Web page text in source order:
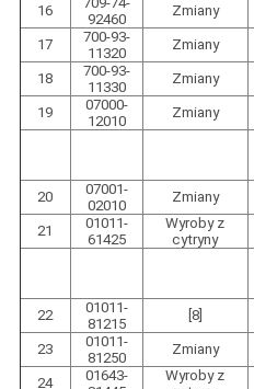
16
92460
Zmiany
17
700-93-
11320
Zmiany
18
700-93-
11330
Zmiany
19
07000-
12010
Zmiany
20
07001-
02010
Zmiany
21
01011-
61425
Wyroby z
cytryny
22
01011-
81215
[8]
23
01011-
81250
Zmiany
24
01643-
Wyroby z